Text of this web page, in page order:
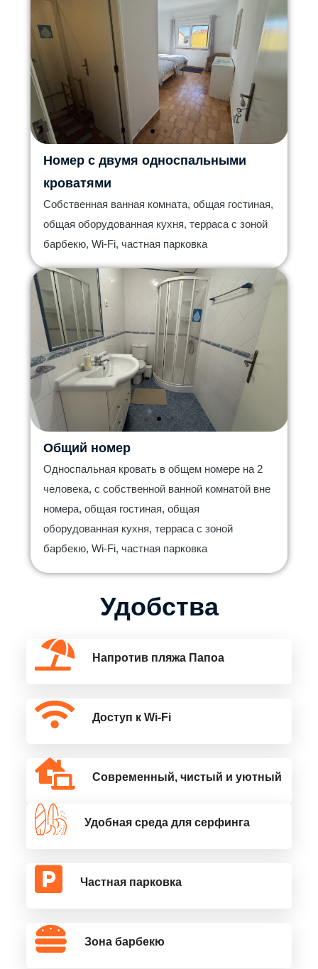
Номер с двумя односпальными
кроватями
Собственная ванная комната, общая гостиная,
общая оборудованная кухня, терраса с зоной
барбекю, Wi-Fi, частная парковка
Общий номер
Односпальная кровать в общем номере на 2
человека, с собственной ванной комнатой вне
номера, общая гостиная, общая
оборудованная кухня, терраса с зоной
барбекю, Wi-Fi, частная парковка
Удобства
Напротив пляжа Папоа
Доступ к Wi-Fi
Современный, чистый и уютный
Удобная среда для серфинга
Частная парковка
Зона барбекю